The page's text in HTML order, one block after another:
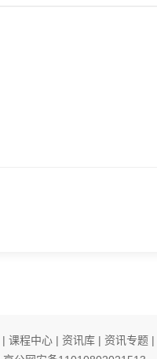
| 课程中心 | 资讯库 | 资讯专题 |